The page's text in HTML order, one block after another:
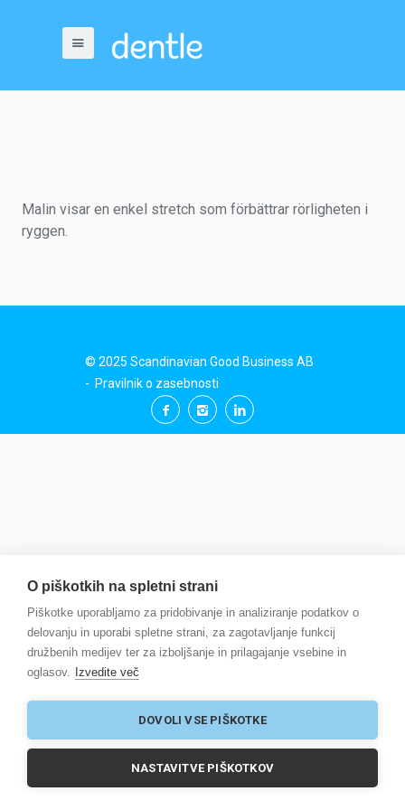
Malin visar en enkel stretch som förbättrar rörligheten i
ryggen.
© 2025 Scandinavian Good Business AB
- Pravilnik o zasebnosti
O piškotkih na spletni strani
Piškotke uporabljamo za pridobivanje in analiziranje podatkov o
delovanju in uporabi spletne strani, za zagotavljanje funkcij
družbenih medijev ter za izboljšanje in prilagajanje vsebine in
oglasov.
Izvedite več
DOVOLI VSE PIŠKOTKE
NASTAVITVE PIŠKOTKOV